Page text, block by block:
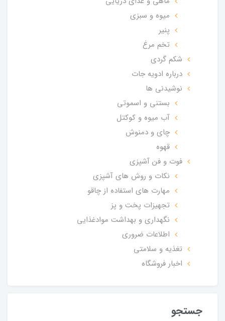
میوه و سبزی
پنیر
تخم مرغ
شکم گردی
درباره ادویه جات
نوشیدنی ها
بستنی و اسموتی
آب میوه و کوکتل
چای و دمنوش
قهوه
فوت و فن آشپزی
نکات و روش های آشپزی
مهارت های استفاده از چاقو
تجهیزات پخت و پز
نگهداری و بهداشت موادغذایی
اطلاعات ضروری
تغذیه و سلامتی
اخبار فروشگاه
جستجو